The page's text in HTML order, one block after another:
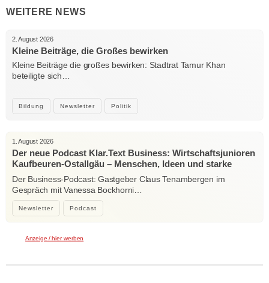
WEITERE NEWS
Bildung Newsletter Politik
2. August 2026
Kleine Beiträge, die Großes bewirken
Kleine Beiträge die großes bewirken: Stadtrat Tamur Khan
beteiligte sich…
Newsletter Podcast
1. August 2026
Der neue Podcast Klar.Text Business: Wirtschaftsjunioren
Kaufbeuren-Ostallgäu – Menschen, Ideen und starke
Verbindungen
Der Business-Podcast: Gastgeber Claus Tenambergen im
Gespräch mit Vanessa Bockhorni…
Anzeige / hier werben